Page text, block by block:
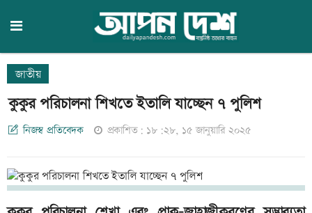
জাতীয়
কুকুর পরিচালনা শিখতে ইতালি যাচ্ছেন ৭ পুলিশ
নিজস্ব প্রতিবেদক প্রকাশিত: ১৮:২৮, ১৫ জানুয়ারি ২০২৫